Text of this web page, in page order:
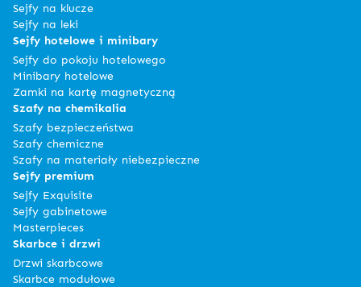
Sejfy na klucze
Sejfy na leki
Sejfy hotelowe i minibary
Sejfy do pokoju hotelowego
Minibary hotelowe
Zamki na kartę magnetyczną
Szafy na chemikalia
Szafy bezpieczeństwa
Szafy chemiczne
Szafy na materiały niebezpieczne
Sejfy premium
Sejfy Exquisite
Sejfy gabinetowe
Masterpieces
Skarbce i drzwi
Drzwi skarbcowe
Skarbce modułowe